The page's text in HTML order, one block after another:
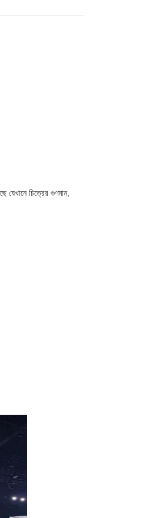
যেখানে চিত্রের গুণমান,